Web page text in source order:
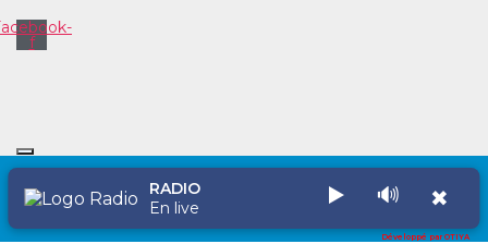
f
Copyright © 2026 Radio Maria Sainte Thérèse
RADIO
En live
▶️ 🔊 ✖
Développé par OTIYA